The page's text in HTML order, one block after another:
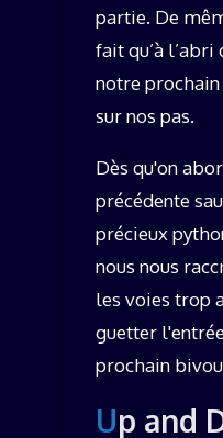
partie. De
fait qu’à
notre
sur nos pas.
Dès qu'on
précédente
précieux
nous nous
les voies trop
guetter
prochain
Up and